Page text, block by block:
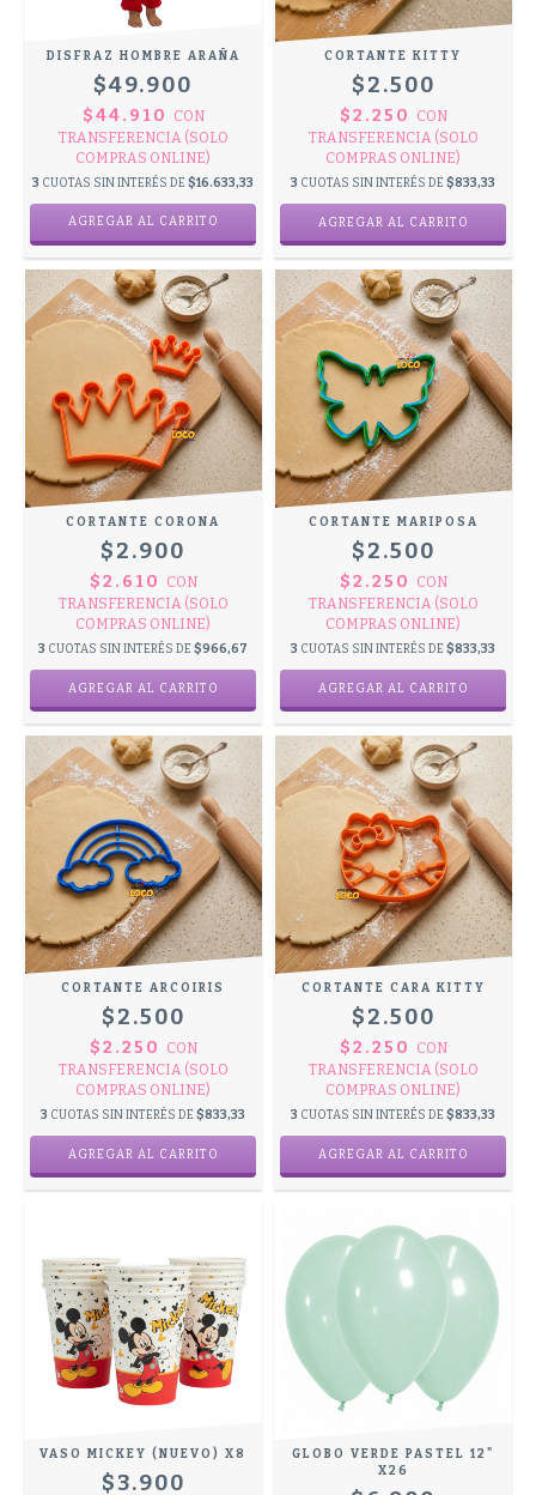
DISFRAZ HOMBRE ARAÑA
$49.900
$44.910
CON
TRANSFERENCIA (SOLO
COMPRAS ONLINE)
3 CUOTAS SIN INTERÉS DE $16.633,33
AGREGAR AL CARRITO
CORTANTE KITTY
$2.500
$2.250
CON
TRANSFERENCIA (SOLO
COMPRAS ONLINE)
3 CUOTAS SIN INTERÉS DE $833,33
CORTANTE CORONA
$2.900
$2.610
CON
TRANSFERENCIA (SOLO
COMPRAS ONLINE)
3 CUOTAS SIN INTERÉS DE $966,67
CORTANTE MARIPOSA
$2.500
$2.250
CON
TRANSFERENCIA (SOLO
COMPRAS ONLINE)
3 CUOTAS SIN INTERÉS DE $833,33
CORTANTE ARCOIRIS
$2.500
$2.250
CON
TRANSFERENCIA (SOLO
COMPRAS ONLINE)
3 CUOTAS SIN INTERÉS DE $833,33
CORTANTE CARA KITTY
$2.500
$2.250
CON
TRANSFERENCIA (SOLO
COMPRAS ONLINE)
3 CUOTAS SIN INTERÉS DE $833,33
VASO MICKEY (NUEVO) X8
$3.900
GLOBO VERDE PASTEL 12"
X26